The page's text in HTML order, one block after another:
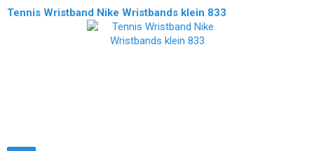
Tennis Wristband Nike Wristbands klein 833